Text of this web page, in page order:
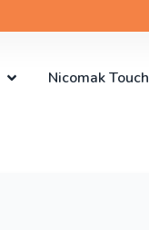
Nicomak Touch